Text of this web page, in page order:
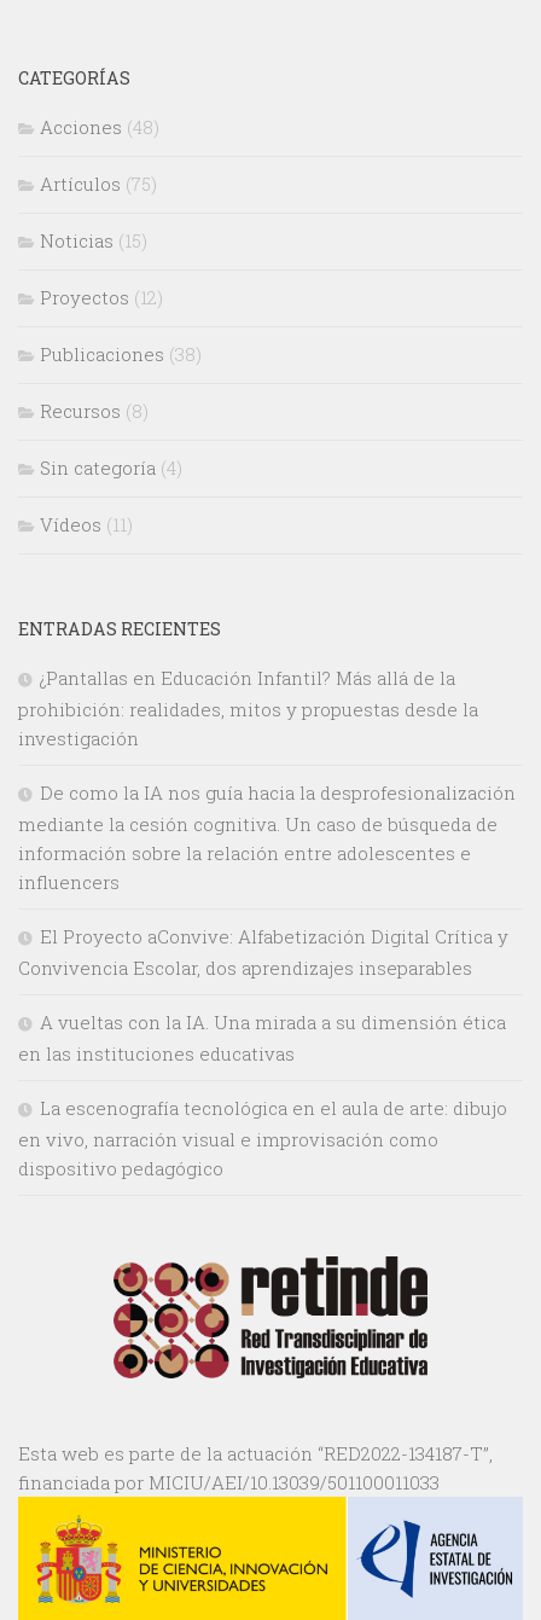
CATEGORÍAS
Acciones (48)
Artículos (75)
Noticias (15)
Proyectos (12)
Publicaciones (38)
Recursos (8)
Sin categoría (4)
Vídeos (11)
ENTRADAS RECIENTES
¿Pantallas en Educación Infantil? Más allá de la
prohibición: realidades, mitos y propuestas desde la
investigación
De como la IA nos guía hacia la desprofesionalización
mediante la cesión cognitiva. Un caso de búsqueda de
información sobre la relación entre adolescentes e
influencers
El Proyecto aConvive: Alfabetización Digital Crítica y
Convivencia Escolar, dos aprendizajes inseparables
A vueltas con la IA. Una mirada a su dimensión ética
en las instituciones educativas
La escenografía tecnológica en el aula de arte: dibujo
en vivo, narración visual e improvisación como
dispositivo pedagógico
Esta web es parte de la actuación “RED2022-134187-T”,
financiada por MICIU/AEI/10.13039/501100011033